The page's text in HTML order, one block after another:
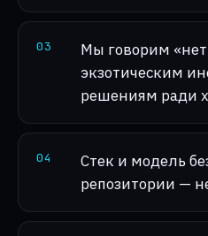
03
Мы говорим
экзотическим
решениям ради
04
Стек и модель
репозитории —